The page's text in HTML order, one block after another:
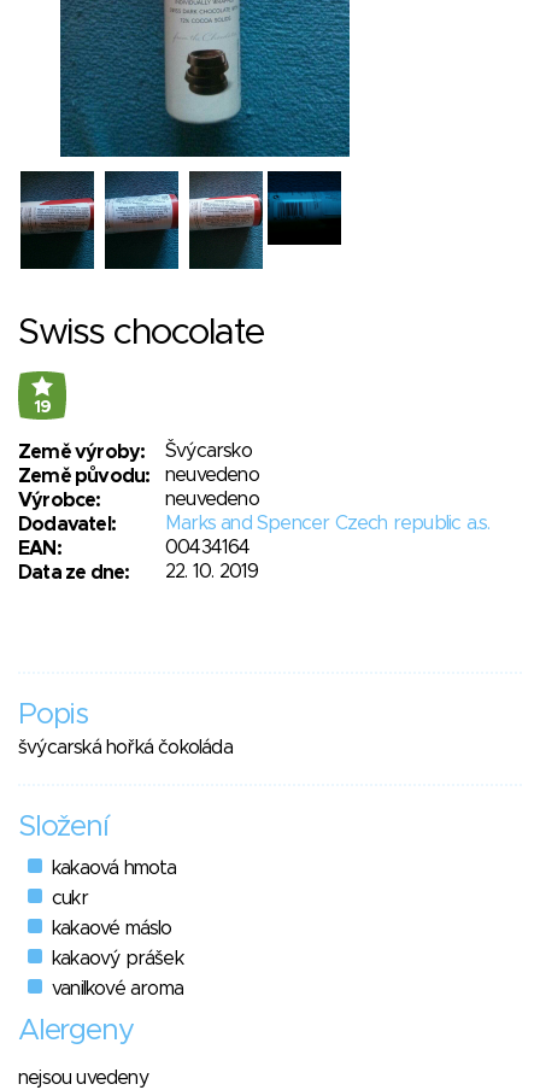
Swiss chocolate
19
Země výroby:
Švýcarsko
Země původu:
neuvedeno
Výrobce:
neuvedeno
Dodavatel:
Marks and Spencer Czech republic a.s.
EAN:
00434164
Data ze dne:
22. 10. 2019
Popis
švýcarská hořká čokoláda
Složení
kakaová hmota
cukr
kakaové máslo
kakaový prášek
vanilkové aroma
Alergeny
nejsou uvedeny